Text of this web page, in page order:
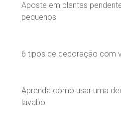
Aposte em plantas
pequenos
6 tipos de decoração com
Aprenda como usar uma
lavabo